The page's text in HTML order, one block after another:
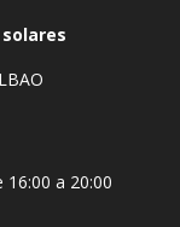
16:00 a 20:00